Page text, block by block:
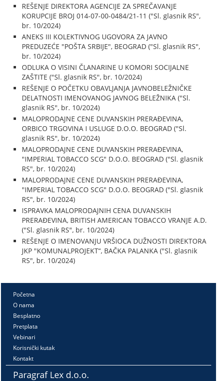
REŠENJE DIREKTORA AGENCIJE ZA SPREČAVANJE
KORUPCIJE BROJ 014-07-00-0484/21-11 ("Sl. glasnik RS",
br. 10/2024)
ANEKS III KOLEKTIVNOG UGOVORA ZA JAVNO
PREDUZEĆE "POŠTA SRBIJE", BEOGRAD ("Sl. glasnik RS",
br. 10/2024)
ODLUKA O VISINI ČLANARINE U KOMORI SOCIJALNE
ZAŠTITE ("Sl. glasnik RS", br. 10/2024)
REŠENJE O POČETKU OBAVLJANJA JAVNOBELEŽNIČKE
DELATNOSTI IMENOVANOG JAVNOG BELEŽNIKA ("Sl.
glasnik RS", br. 10/2024)
MALOPRODAJNE CENE DUVANSKIH PRERAĐEVINA,
ORBICO TRGOVINA I USLUGE D.O.O. BEOGRAD ("Sl.
glasnik RS", br. 10/2024)
MALOPRODAJNE CENE DUVANSKIH PRERAĐEVINA,
"IMPERIAL TOBACCO SCG" D.O.O. BEOGRAD ("Sl. glasnik
RS", br. 10/2024)
MALOPRODAJNE CENE DUVANSKIH PRERAĐEVINA,
"IMPERIAL TOBACCO SCG" D.O.O. BEOGRAD ("Sl. glasnik
RS", br. 10/2024)
ISPRAVKA MALOPRODAJNIH CENA DUVANSKIH
PRERAĐEVINA, BRITISH AMERICAN TOBACCO VRANJE A.D.
("Sl. glasnik RS", br. 10/2024)
REŠENJE O IMENOVANJU VRŠIOCA DUŽNOSTI DIREKTORA
JKP "KOMUNALPROJEKT“, BAČKA PALANKA ("Sl. glasnik
RS", br. 10/2024)
Početna
O nama
Besplatno
Pretplata
Vebinari
Korisnički kutak
Kontakt
Paragraf Lex d.o.o.